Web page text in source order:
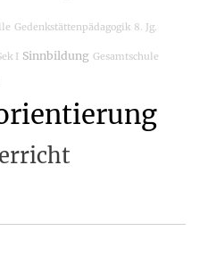
Gedenkstättenpädagogik 8. Jg.
I Sinnbildung Gesamtschule